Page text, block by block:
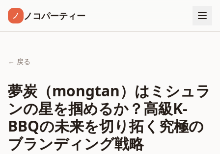
ノ ノコパーティー
← 戻る
夢炭（mongtan）はミシュラ
ンの星を掴めるか？高級K-
BBQの未来を切り拓く究極の
ブランディング戦略